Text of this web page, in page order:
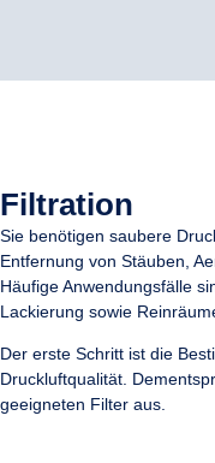
Filtration
Sie benötigen saubere
Entfernung von Stäuben,
Häufige Anwendungsfälle
Lackierung sowie
Der erste Schritt ist die
Druckluftqualität.
geeigneten Filter aus.